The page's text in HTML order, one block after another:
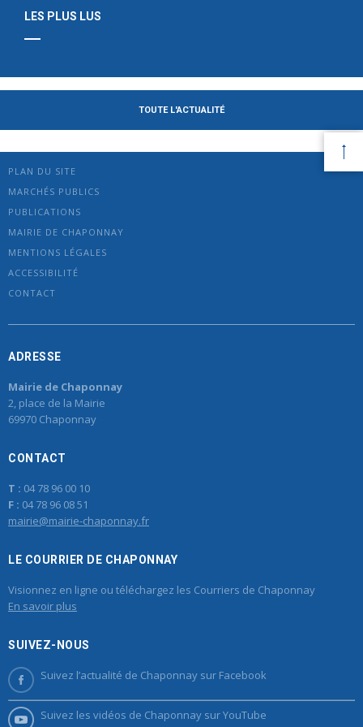
LES PLUS LUS
TOUTE L'ACTUALITÉ
PLAN DU SITE
MARCHÉS PUBLICS
PUBLICATIONS
MAIRIE DE CHAPONNAY
MENTIONS LÉGALES
ACCESSIBILITÉ
CONTACT
ADRESSE
Mairie de Chaponnay
2, place de la Mairie
69970 Chaponnay
CONTACT
T : 04 78 96 00 10
F : 04 78 96 08 51
mairie@mairie-chaponnay.fr
LE COURRIER DE CHAPONNAY
Visionnez en ligne ou téléchargez les Courriers de Chaponnay
En savoir plus
SUIVEZ-NOUS
Suivez l’actualité de Chaponnay sur Facebook
Suivez les vidéos de Chaponnay sur YouTube